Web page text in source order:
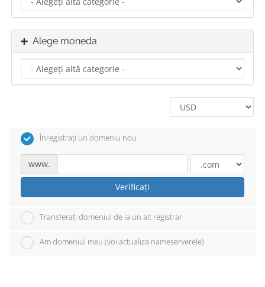
Alege moneda
Înregistrați un domeniu nou
www.
Verificați
Transferați domeniul de la un alt registrar
Am domeniul meu (voi actualiza nameserverele)